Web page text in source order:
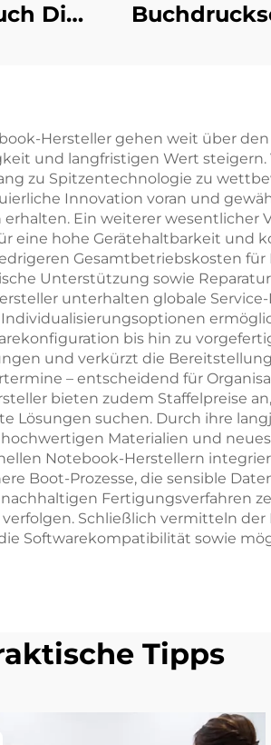
Die
lackierten
Hersteller gehen weit über
und langfristigen Wert
zu Spitzentechnologie zu
Innovation voran und
Ein weiterer wesentlicher
eine hohe Gerätehaltbarkeit und
Gesamtbetriebskosten
Unterstützung sowie
unterhalten globale
bis hin zu
und verkürzt die
– entscheidend für
bieten zudem Staffelpreise
suchen. Durch ihre
Materialien und
Notebook-Herstellern
Boot-Prozesse, die sensible
Fertigungsverfahren
Schließlich vermitteln
Softwarekompatibilität sowie
Tipps